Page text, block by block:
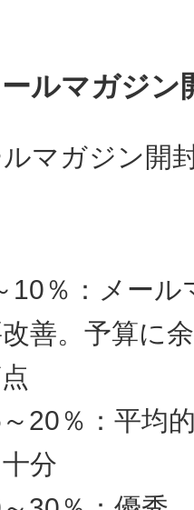
ルマガジン
ルマガジン開
10％：メー
改善。予算に
20％：平均
分